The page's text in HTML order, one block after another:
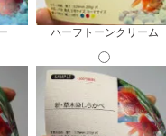
ハーフトーンクリーム